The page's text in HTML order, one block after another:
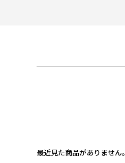
最近見た商品がありません。